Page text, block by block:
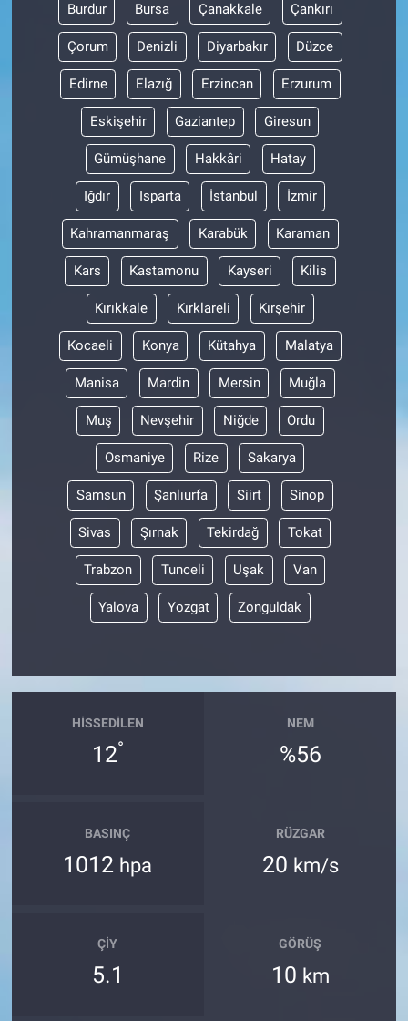
Burdur Bursa Çanakkale Çankırı
Çorum Denizli Diyarbakır Düzce
Edirne Elazığ Erzincan Erzurum
Eskişehir Gaziantep Giresun
Gümüşhane Hakkâri Hatay
Iğdır Isparta İstanbul İzmir
Kahramanmaraş Karabük Karaman
Kars Kastamonu Kayseri Kilis
Kırıkkale Kırklareli Kırşehir
Kocaeli Konya Kütahya Malatya
Manisa Mardin Mersin Muğla
Muş Nevşehir Niğde Ordu
Osmaniye Rize Sakarya
Samsun Şanlıurfa Siirt Sinop
Sivas Şırnak Tekirdağ Tokat
Trabzon Tunceli Uşak Van
Yalova Yozgat Zonguldak
HISSEDILEN
12°
NEM
%56
BASINÇ
1012 hpa
RÜZGAR
20 km/s
ÇIY
5.1
GÖRÜŞ
10 km